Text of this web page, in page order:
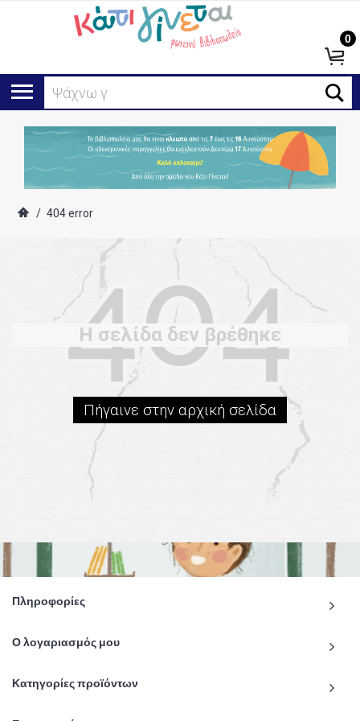
Ψάχνω γι
0
/ 404 error
Η σελίδα δεν βρέθηκε
Πήγαινε στην αρχική σελίδα
Πληροφορίες
Ο λογαριασμός μου
Κατηγορίες προϊόντων